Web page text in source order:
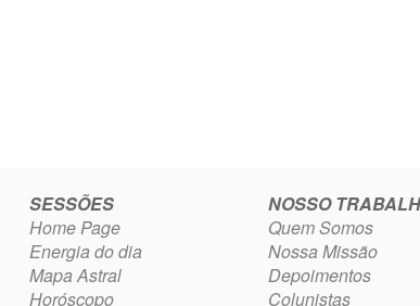
SESSÕES
Home Page
Energia do dia
Mapa Astral
Horóscopo
NOSSO
Quem Somos
Nossa Missão
Depoimentos
Colunistas